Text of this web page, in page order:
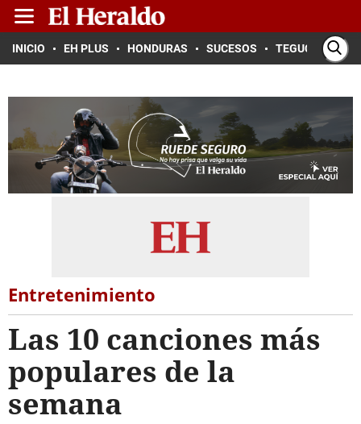
INICIO EH PLUS HONDURAS SUCESOS TEGUCIGALPA
Entretenimiento
Las 10 canciones más
populares de la
semana